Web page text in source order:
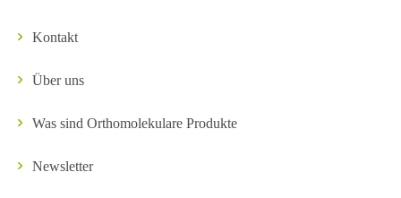
Kontakt
Über uns
Was sind Orthomolekulare Produkte
Newsletter